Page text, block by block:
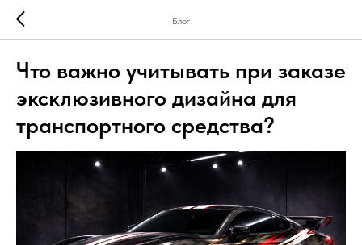
Блог
Что важно учитывать при заказе
эксклюзивного дизайна для
транспортного средства?